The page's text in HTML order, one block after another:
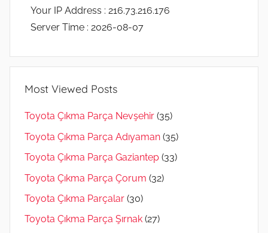
Your IP Address : 216.73.216.176
Server Time : 2026-08-07
Most Viewed Posts
Toyota Çıkma Parça Nevşehir (35)
Toyota Çıkma Parça Adıyaman (35)
Toyota Çıkma Parça Gaziantep (33)
Toyota Çıkma Parça Çorum (32)
Toyota Çıkma Parçalar (30)
Toyota Çıkma Parça Şırnak (27)